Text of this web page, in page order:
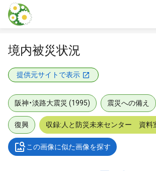
本文に飛ぶ
境内被災状況
提供元サイトで表示
阪神・淡路大震災 (1995) 震災への備え
復興 収録:人と防災未来センター 資料
この画像に似た画像を探す